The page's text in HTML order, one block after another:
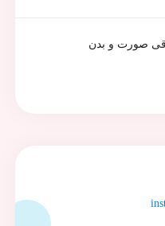
صورت و بدن